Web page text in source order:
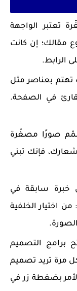
تعتبر الواجهة
مقالك؛ إن كانت
الرابط.
تهتم بعناصر مثل
في الصفحة.
صورًا مصغّرة
فإنك تبني
خبرة سابقة في
اختيار الخلفية
برامج التصميم
مرة تريد تصميم
بضغطة زر في